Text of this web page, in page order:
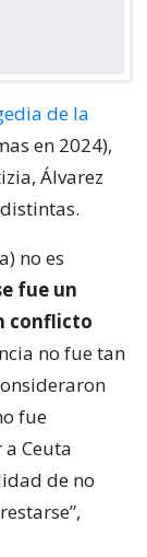
de la
en 2024),
Álvarez
no es
fue un
conflicto
no fue tan
fue
Ceuta
de no